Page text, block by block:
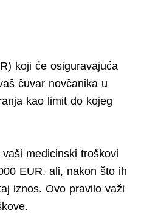
koji će osiguravajuća
čuvar novčanika u
kao limit do kojeg
medicinski troškovi
EUR. ali, nakon što ih
iznos. Ovo pravilo važi